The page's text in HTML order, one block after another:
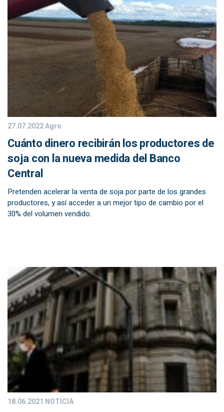
27.07.2022Agro
Cuánto dinero recibirán los productores de
soja con la nueva medida del Banco
Central
Pretenden acelerar la venta de soja por parte de los grandes
productores, y así acceder a un mejor tipo de cambio por el
30% del volumen vendido.
18.06.2021 NOTICIA